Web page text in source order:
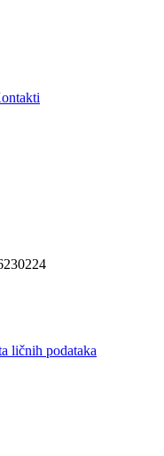
ličnih podataka